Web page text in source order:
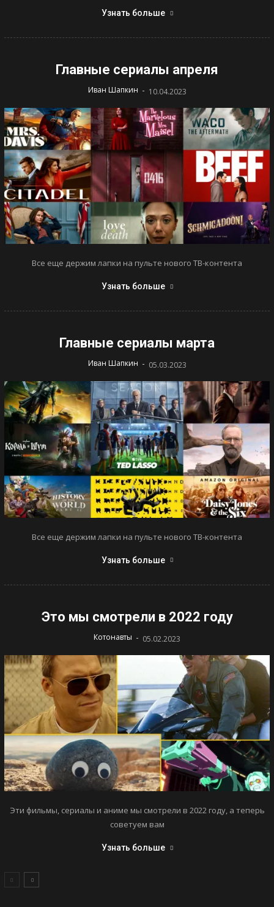
Узнать больше
Главные сериалы апреля
Иван Шапкин - 10.04.2023
Все еще держим лапки на пульте нового ТВ-контента
Узнать больше
Главные сериалы марта
Иван Шапкин - 05.03.2023
Все еще держим лапки на пульте нового ТВ-контента
Узнать больше
Это мы смотрели в 2022 году
Котонавты - 05.02.2023
Эти фильмы, сериалы и аниме мы смотрели в 2022 году, а теперь
советуем вам
Узнать больше